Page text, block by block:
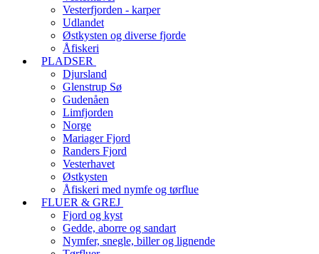
Vesterfjorden - karper
Udlandet
Østkysten og diverse fjorde
Åfiskeri
PLADSER
Djursland
Glenstrup Sø
Gudenåen
Limfjorden
Norge
Mariager Fjord
Randers Fjord
Vesterhavet
Østkysten
Åfiskeri med nymfe og tørflue
FLUER & GREJ
Fjord og kyst
Gedde, aborre og sandart
Nymfer, snegle, biller og lignende